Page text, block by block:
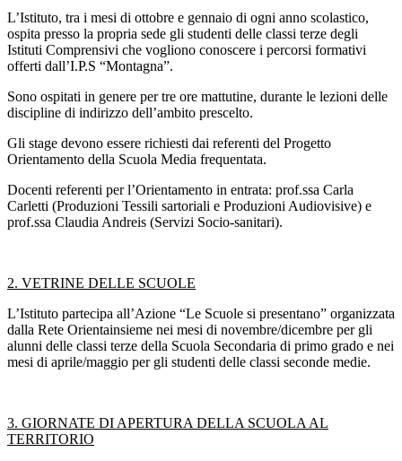
L’Istituto, tra i mesi di ottobre e gennaio di ogni anno scolastico,
ospita presso la propria sede gli studenti delle classi terze degli
Istituti Comprensivi che vogliono conoscere i percorsi formativi
offerti dall’I.P.S “Montagna”.
Sono ospitati in genere per tre ore mattutine, durante le lezioni delle
discipline di indirizzo dell’ambito prescelto.
Gli stage devono essere richiesti dai referenti del Progetto
Orientamento della Scuola Media frequentata.
Docenti referenti per l’Orientamento in entrata: prof.ssa Carla
Carletti (Produzioni Tessili sartoriali e Produzioni Audiovisive) e
prof.ssa Claudia Andreis (Servizi Socio-sanitari).
2. VETRINE DELLE SCUOLE
L’Istituto partecipa all’Azione “Le Scuole si presentano” organizzata
dalla Rete Orientainsieme nei mesi di novembre/dicembre per gli
alunni delle classi terze della Scuola Secondaria di primo grado e nei
mesi di aprile/maggio per gli studenti delle classi seconde medie.
3. GIORNATE DI APERTURA DELLA SCUOLA AL
TERRITORIO